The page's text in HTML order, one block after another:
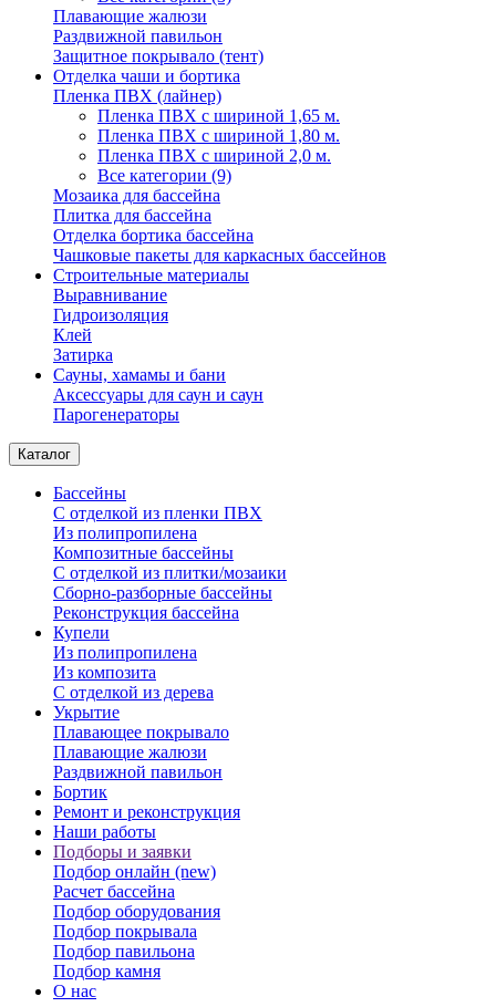
Плавающие жалюзи
Раздвижной павильон
Защитное покрывало (тент)
Отделка чаши и бортика
Пленка ПВХ (лайнер)
Пленка ПВХ с шириной 1,65 м.
Пленка ПВХ с шириной 1,80 м.
Пленка ПВХ с шириной 2,0 м.
Все категории (9)
Мозаика для бассейна
Плитка для бассейна
Отделка бортика бассейна
Чашковые пакеты для каркасных бассейнов
Строительные материалы
Выравнивание
Гидроизоляция
Клей
Затирка
Сауны, хамамы и бани
Аксессуары для саун и саун
Парогенераторы
Каталог
Бассейны
С отделкой из пленки ПВХ
Из полипропилена
Композитные бассейны
С отделкой из плитки/мозаики
Сборно-разборные бассейны
Реконструкция бассейна
Купели
Из полипропилена
Из композита
С отделкой из дерева
Укрытие
Плавающее покрывало
Плавающие жалюзи
Раздвижной павильон
Бортик
Ремонт и реконструкция
Наши работы
Подборы и заявки
Подбор онлайн (new)
Расчет бассейна
Подбор оборудования
Подбор покрывала
Подбор павильона
Подбор камня
О нас